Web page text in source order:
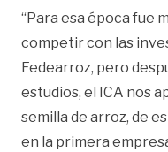
“Para esa época fue
competir con las
Fedearroz, pero
estudios, el ICA nos
semilla de arroz, de
en la primera